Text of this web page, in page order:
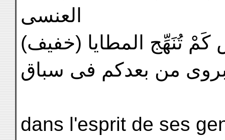
العنسى
كَمْ تُنَهِّج المطايا
من بعدكم فى سباق
dans l'esprit de ses